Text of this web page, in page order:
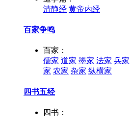
清静经 黄帝内经
百家争鸣
百家：
儒家 道家 墨家 法家 兵家
家 农家 杂家 纵横家
四书五经
四书：